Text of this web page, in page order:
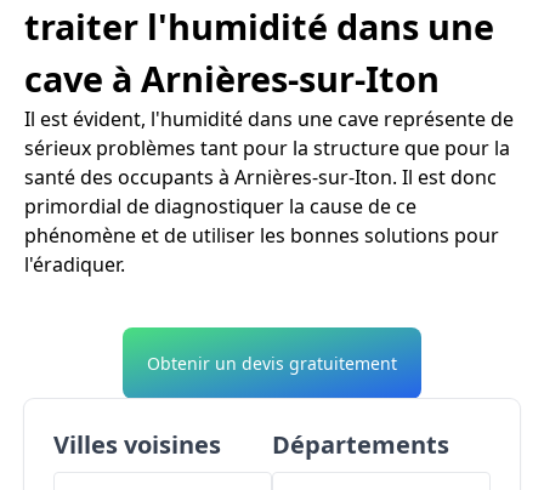
traiter l'humidité dans une
cave à Arnières-sur-Iton
Il est évident, l'humidité dans une cave représente de
sérieux problèmes tant pour la structure que pour la
santé des occupants à Arnières-sur-Iton. Il est donc
primordial de diagnostiquer la cause de ce
phénomène et de utiliser les bonnes solutions pour
l'éradiquer.
Obtenir un devis gratuitement
Villes voisines Départements